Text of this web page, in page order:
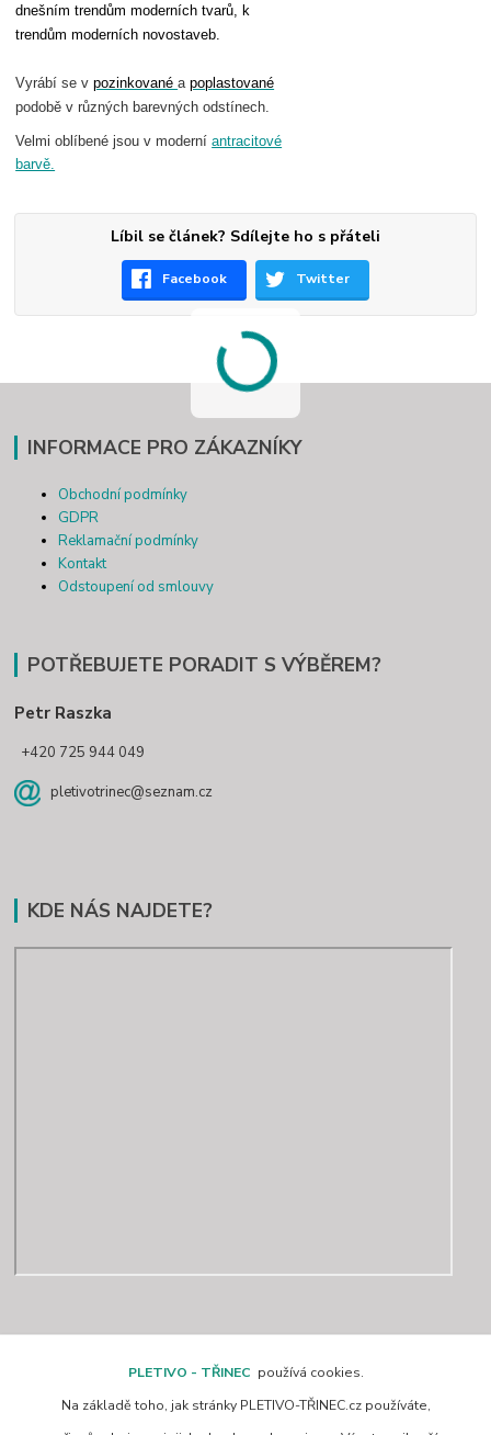
dnešním trendům moderních tvarů, k
trendům moderních novostaveb.
Vyrábí se vpozinkovanéapoplastované
podobě v různých barevných odstínech.
Velmi oblíbené jsou v moderníantracitové
barvě.
Líbil se článek? Sdílejte ho s přáteli
Facebook Twitter
INFORMACE PRO ZÁKAZNÍKY
Obchodní podmínky
GDPR
Reklamační podmínky
Kontakt
Odstoupení od smlouvy
POTŘEBUJETE PORADIT S VÝBĚREM?
Petr Raszka
+420 725 944 049
pletivotrinec@seznam.cz
KDE NÁS NAJDETE?
PLETIVO - TŘINEC používá cookies.
Na základě toho, jak stránky PLETIVO-TŘINEC.cz používáte,